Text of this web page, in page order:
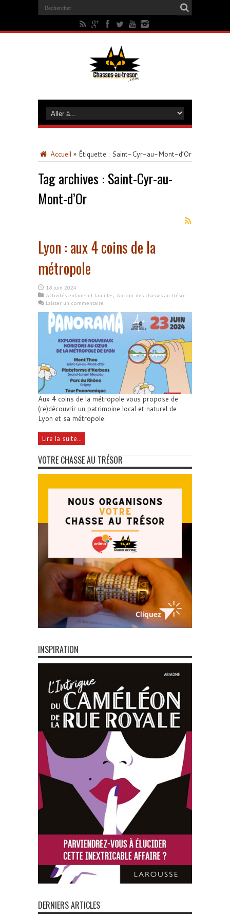
Accueil » Étiquette : Saint-Cyr-au-Mont-d’Or
Tag archives : Saint-Cyr-au-
Mont-d’Or
Lyon : aux 4 coins de la
métropole
18 juin 2024
Activités enfants et familles, Autour des chasses au trésor
Laisser un commentaire
Aux 4 coins de la métropole vous propose de
(re)découvrir un patrimoine local et naturel de
Lyon et sa métropole.
Lire la suite...
VOTRE CHASSE AU TRÉSOR
INSPIRATION
DERNIERS ARTICLES